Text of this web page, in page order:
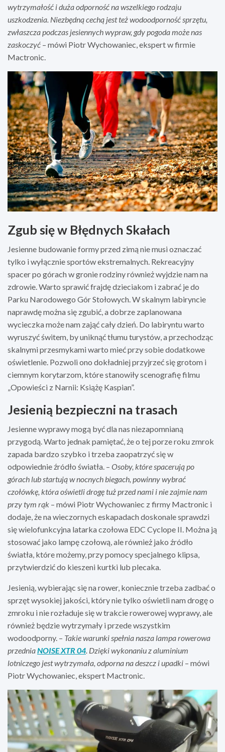
wytrzymałość i duża odporność na wszelkiego rodzaju
uszkodzenia. Niezbędną cechą jest też wodoodporność sprzętu,
zwłaszcza podczas jesiennych wypraw, gdy pogoda może nas
zaskoczyć – mówi Piotr Wychowaniec, ekspert w firmie
Mactronic.
Zgub się w Błędnych Skałach
Jesienne budowanie formy przed zimą nie musi oznaczać
tylko i wyłącznie sportów ekstremalnych. Rekreacyjny
spacer po górach w gronie rodziny również wyjdzie nam na
zdrowie. Warto sprawić frajdę dzieciakom i zabrać je do
Parku Narodowego Gór Stołowych. W skalnym labiryncie
naprawdę można się zgubić, a dobrze zaplanowana
wycieczka może nam zająć cały dzień. Do labiryntu warto
wyruszyć świtem, by uniknąć tłumu turystów, a przechodząc
skalnymi przesmykami warto mieć przy sobie dodatkowe
oświetlenie. Pozwoli ono dokładniej przyjrzeć się grotom i
ciemnym korytarzom, które stanowiły scenografię filmu
„Opowieści z Narnii: Książę Kaspian”.
Jesienią bezpieczni na trasach
Jesienne wyprawy mogą być dla nas niezapomnianą
przygodą. Warto jednak pamiętać, że o tej porze roku zmrok
zapada bardzo szybko i trzeba zaopatrzyć się w
odpowiednie źródło światła. – Osoby, które spacerują po
górach lub startują w nocnych biegach, powinny wybrać
czołówkę, która oświetli drogę tuż przed nami i nie zajmie nam
przy tym rąk – mówi Piotr Wychowaniec z firmy Mactronic i
dodaje, że na wieczornych eskapadach doskonale sprawdzi
się wielofunkcyjna latarka czołowa EDC Cyclope II. Można ją
stosować jako lampę czołową, ale również jako źródło
światła, które możemy, przy pomocy specjalnego klipsa,
przytwierdzić do kieszeni kurtki lub plecaka.
Jesienią, wybierając się na rower, koniecznie trzeba zadbać o
sprzęt wysokiej jakości, który nie tylko oświetli nam drogę o
zmroku i nie rozładuje się w trakcie rowerowej wyprawy, ale
również będzie wytrzymały i przede wszystkim
wodoodporny. – Takie warunki spełnia nasza lampa rowerowa
przedniaNOISE XTR 04. Dzięki wykonaniu z aluminium
lotniczego jest wytrzymała, odporna na deszcz i upadki – mówi
Piotr Wychowaniec, ekspert Mactronic.